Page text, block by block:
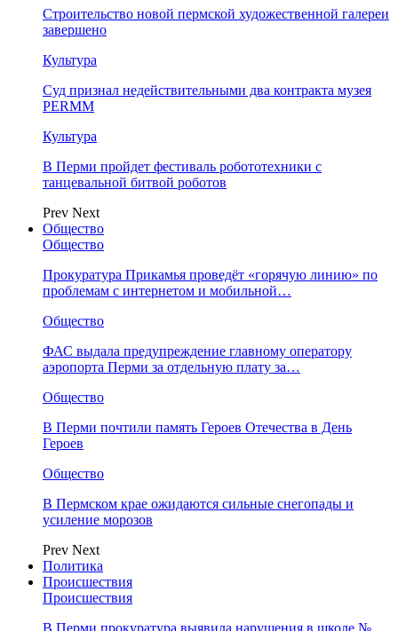
Строительство новой пермской художественной галереи
завершено
Культура
Суд признал недействительными два контракта музея
PERMM
Культура
В Перми пройдет фестиваль робототехники с
танцевальной битвой роботов
Prev Next
Общество
Общество
Прокуратура Прикамья проведёт «горячую линию» по
проблемам с интернетом и мобильной…
Общество
ФАС выдала предупреждение главному оператору
аэропорта Перми за отдельную плату за…
Общество
В Перми почтили память Героев Отечества в День
Героев
Общество
В Пермском крае ожидаются сильные снегопады и
усиление морозов
Prev Next
Политика
Происшествия
Происшествия
В Перми прокуратура выявила нарушения в школе №